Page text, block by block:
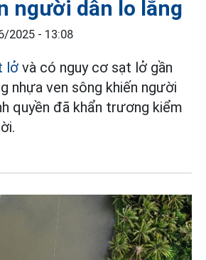
người dân lo lắng
2025 - 13:08
lở và có nguy cơ sạt lở gần
nhựa ven sông khiến người
quyền đã khẩn trương kiểm